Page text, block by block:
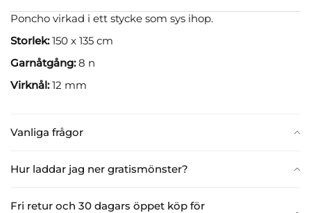
Vanliga frågor
Hur laddar jag ner gratismönster?
Fri retur och 30 dagars öppet köp för
Poncho virkad i ett stycke som sys ihop.
Storlek:150 x 135 cm
Garnåtgång:8 n
Virknål:12 mm